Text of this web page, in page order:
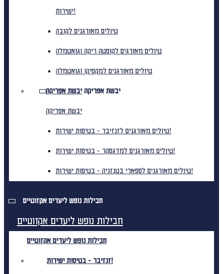
ישירות!
טיולים מאורגנים לקובה
טיולים מאורגים לקוסטה ריקה וגואטמלה
טיולים מאורגנים למקסיקו וגואטמלה
יבשת אפריקה יבשת אפריקה
יבשת אפריקה
טיולים מאורגנים לזנזיבר - בטיסות ישירות!
טיולים מאורגנים למדגסקר - בטיסות ישירות!
טיולים מאורגנים לספארי בטנזניה - בטיסות ישירות!
חבילות נופש ליעדים אקזוטיים
חבילות נופש ליעדים אקזוטיים
חבילות נופש ליעדים אקזוטיים
זנזיבר - בטיסות ישירות!